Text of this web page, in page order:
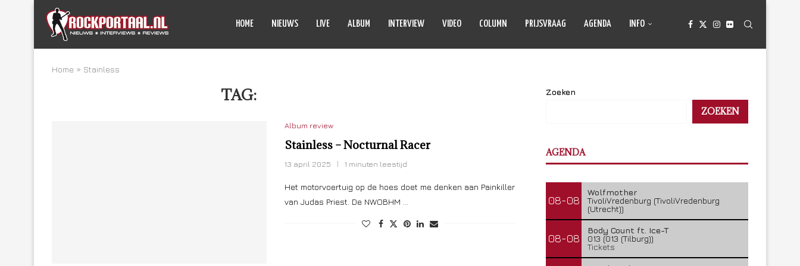
HOME NIEUWS LIVE ALBUM INTERVIEW VIDEO COLUMN PRIJSVRAAG AGENDA INFO
Home » Stainless
TAG:
Album review
Stainless – Nocturnal Racer
13 april 2025 1 minuten leestijd
Het motorvoertuig op de hoes doet me denken aan Painkiller
van Judas Priest. De NWOBHM …
Zoeken
ZOEKEN
AGENDA
08-08
Wolfmother
TivoliVredenburg (TivoliVredenburg
(Utrecht))
08-08
Body Count ft. Ice-T
013 (013 (Tilburg))
Tickets